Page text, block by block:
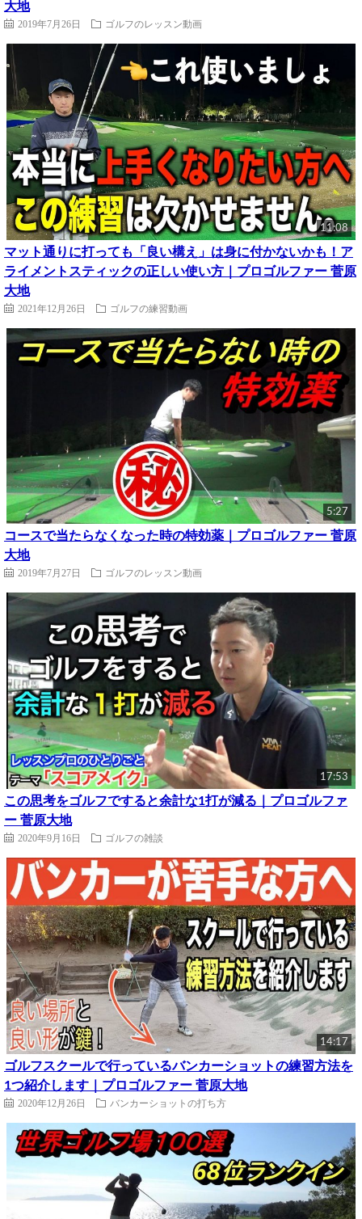
大地
2019年7月26日 ゴルフのレッスン動画
11:08
マット通りに打っても「良い構え」は身に付かないかも！ア
ライメントスティックの正しい使い方｜プロゴルファー 菅原
大地
2021年12月26日 ゴルフの練習動画
5:27
コースで当たらなくなった時の特効薬｜プロゴルファー 菅原
大地
2019年7月27日 ゴルフのレッスン動画
17:53
この思考をゴルフですると余計な1打が減る｜プロゴルファ
ー 菅原大地
2020年9月16日 ゴルフの雑談
14:17
ゴルフスクールで行っているバンカーショットの練習方法を
1つ紹介します｜プロゴルファー 菅原大地
2020年12月26日 バンカーショットの打ち方